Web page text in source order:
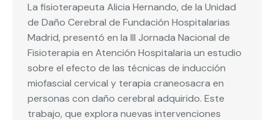
La fisioterapeuta Alicia Hernando, de la Unidad
de Daño Cerebral de Fundación Hospitalarias
Madrid, presentó en la III Jornada Nacional de
Fisioterapia en Atención Hospitalaria un estudio
sobre el efecto de las técnicas de inducción
miofascial cervical y terapia craneosacra en
personas con daño cerebral adquirido. Este
trabajo, que explora nuevas intervenciones